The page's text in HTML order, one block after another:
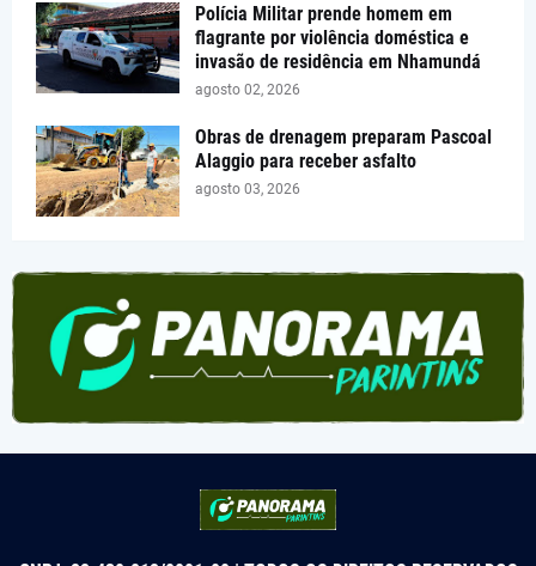
Polícia Militar prende homem em
flagrante por violência doméstica e
invasão de residência em Nhamundá
agosto 02, 2026
Obras de drenagem preparam Pascoal
Alaggio para receber asfalto
agosto 03, 2026